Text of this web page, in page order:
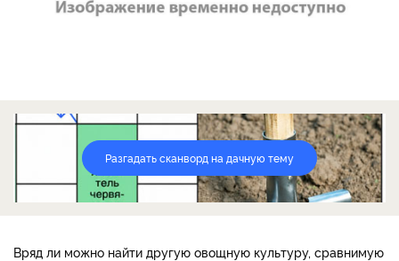
Разгадать сканворд на дачную тему
Вряд ли можно найти другую овощную культуру, сравнимую